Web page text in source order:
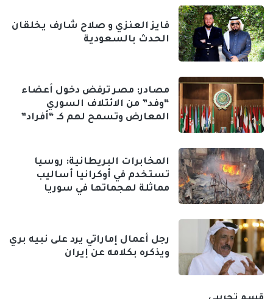
فايز العنزي و صلاح شارف يخلقان
الحدث بالسعودية
مصادر: مصر ترفض دخول أعضاء
“وفد” من الائتلاف السوري
المعارض وتسمح لهم كـ “أفراد”
المخابرات البريطانية: روسيا
تستخدم في أوكرانيا أساليب
مماثلة لهجماتها في سوريا
رجل أعمال إماراتي يرد على نبيه بري
ويذكره بكلامه عن إيران